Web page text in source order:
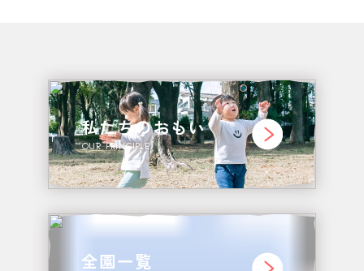
私たちのおもい
OUR PRINCIPLE
全園一覧